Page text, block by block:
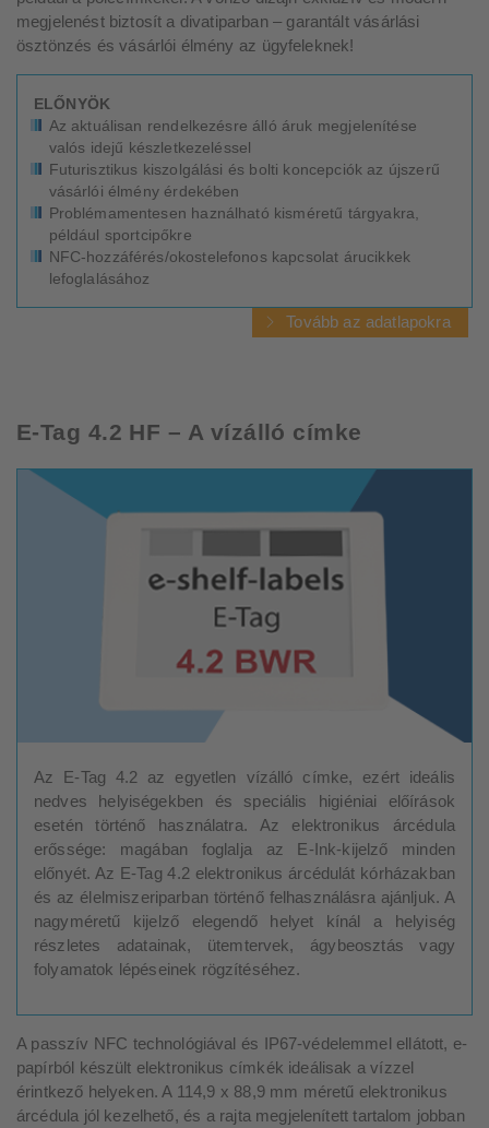
megjelenést biztosít a divatiparban – garantált vásárlási
ösztönzés és vásárlói élmény az ügyfeleknek!
ELŐNYÖK
Az aktuálisan rendelkezésre álló áruk megjelenítése
valós idejű készletkezeléssel
Futurisztikus kiszolgálási és bolti koncepciók az újszerű
vásárlói élmény érdekében
Problémamentesen haználható kisméretű tárgyakra,
például sportcipőkre
NFC-hozzáférés/okostelefonos kapcsolat árucikkek
lefoglalásához
Tovább az adatlapokra
E-Tag 4.2 HF – A vízálló címke
Az E-Tag 4.2 az egyetlen vízálló címke, ezért ideális
nedves helyiségekben és speciális higiéniai előírások
esetén történő használatra. Az elektronikus árcédula
erőssége: magában foglalja az E-Ink-kijelző minden
előnyét. Az E-Tag 4.2 elektronikus árcédulát kórházakban
és az élelmiszeriparban történő felhasználásra ajánljuk. A
nagyméretű kijelző elegendő helyet kínál a helyiség
részletes adatainak, ütemtervek, ágybeosztás vagy
folyamatok lépéseinek rögzítéséhez.
A passzív NFC technológiával és IP67-védelemmel ellátott, e-
papírból készült elektronikus címkék ideálisak a vízzel
érintkező helyeken. A 114,9 x 88,9 mm méretű elektronikus
árcédula jól kezelhető, és a rajta megjelenített tartalom jobban